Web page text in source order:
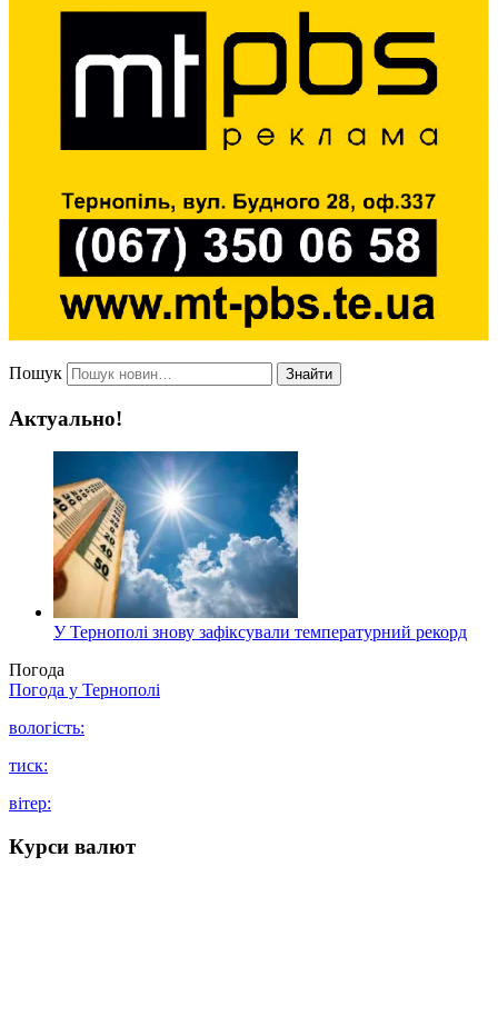
Пошук Знайти
Актуально!
У Тернополі знову зафіксували температурний рекорд
Погода
Погода у Тернополі
вологість:
тиск:
вітер:
Курси валют